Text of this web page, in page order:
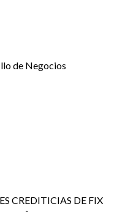
de Negocios
CREDITICIAS DE FIX